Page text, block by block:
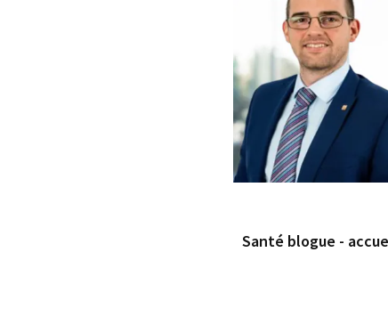
Santé blogue -